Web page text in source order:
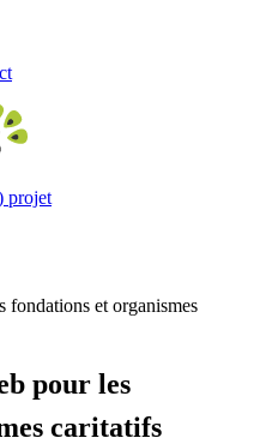
projet
fondations et organismes
pour les
caritatifs